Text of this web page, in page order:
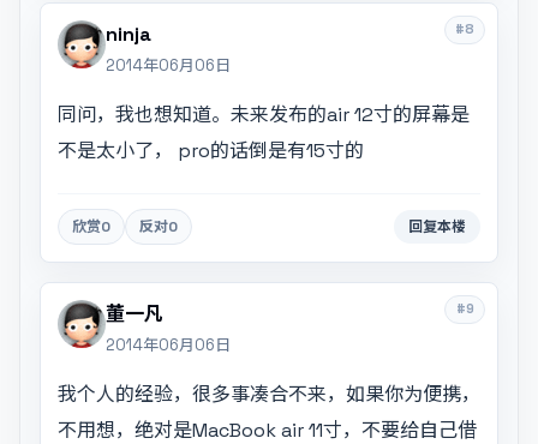
#8
ninja
2014年06月06日
同问，我也想知道。未来发布的air 12寸的屏幕是
不是太小了， pro的话倒是有15寸的
欣赏0 反对0 回复本楼
#9
董一凡
2014年06月06日
我个人的经验，很多事凑合不来，如果你为便携，
不用想，绝对是MacBook air 11寸，不要给自己借